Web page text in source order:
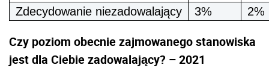
Zdecydowanie niezadowalający
3% 2%
Czy poziom obecnie zajmowanego stanowiska
jest dla Ciebie zadowalający? – 2021